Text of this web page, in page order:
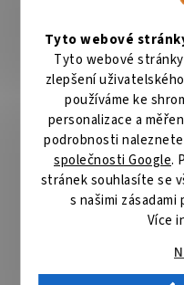
Tyto webové
Tyto webové
zlepšení
používáme ke
personalizace a
podrobnosti
společnosti Google.
stránek souhlasíte se
s našimi
Více
Elektrický vazač pro vazbu
3/1". Vertikální vkládání
Pákové provedení
námahu při děrování
zásobníkem na uložení
správnou volbu průměru
obálek a hřbetů.
ZÁKLADNÍ SPECIFIKACE
Typ vazby:kovovými
zásuvka pro
měrka výběru hřbetu,
Max. kapacita vazby (80g